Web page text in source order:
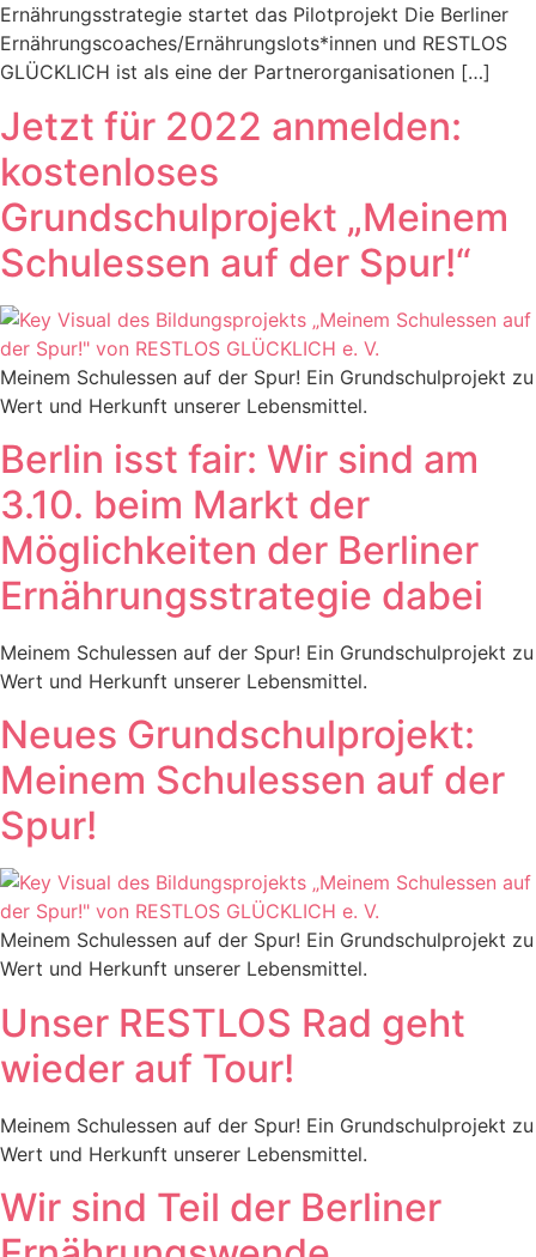
Ernährungsstrategie startet das Pilotprojekt Die Berliner
Ernährungscoaches/Ernährungslots*innen und RESTLOS
GLÜCKLICH ist als eine der Partnerorganisationen […]
Jetzt für 2022 anmelden:
kostenloses
Grundschulprojekt „Meinem
Schulessen auf der Spur!“
Meinem Schulessen auf der Spur! Ein Grundschulprojekt zu
Wert und Herkunft unserer Lebensmittel.
Berlin isst fair: Wir sind am
3.10. beim Markt der
Möglichkeiten der Berliner
Ernährungsstrategie dabei
Meinem Schulessen auf der Spur! Ein Grundschulprojekt zu
Wert und Herkunft unserer Lebensmittel.
Neues Grundschulprojekt:
Meinem Schulessen auf der
Spur!
Meinem Schulessen auf der Spur! Ein Grundschulprojekt zu
Wert und Herkunft unserer Lebensmittel.
Unser RESTLOS Rad geht
wieder auf Tour!
Meinem Schulessen auf der Spur! Ein Grundschulprojekt zu
Wert und Herkunft unserer Lebensmittel.
Wir sind Teil der Berliner